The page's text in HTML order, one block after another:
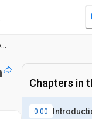
Chapters in
0:00